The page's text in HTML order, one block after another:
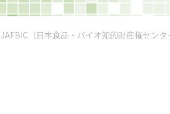
JAFBIC（日本食品・バイオ知的財産権セン